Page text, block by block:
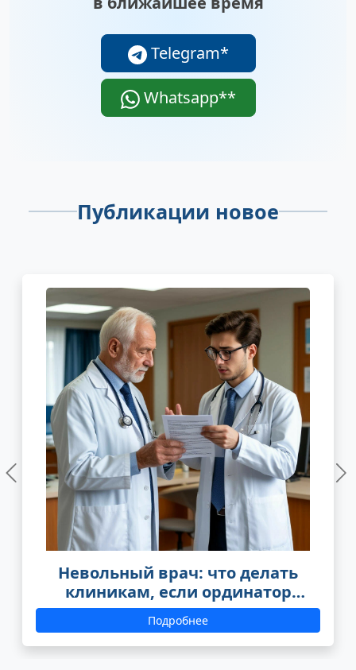
Telegram*
Whatsapp**
Публикации новое
Невольный врач: что делать
клиникам, если ординатор
отказался отрабатывать целевое
обучение?
Подробнее
Предыдущий